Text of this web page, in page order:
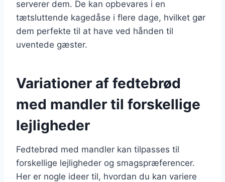
serverer dem. De kan opbevares i en
tætsluttende kagedåse i flere dage, hvilket gør
dem perfekte til at have ved hånden til
uventede gæster.
Variationer af fedtebrød
med mandler til forskellige
lejligheder
Fedtebrød med mandler kan tilpasses til
forskellige lejligheder og smagspræferencer.
Her er nogle ideer til, hvordan du kan variere